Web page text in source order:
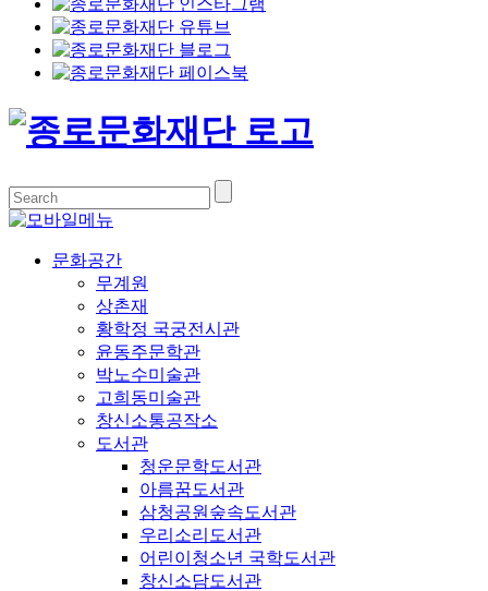
문화공간
무계원
상촌재
황학정 국궁전시관
윤동주문학관
박노수미술관
고희동미술관
창신소통공작소
도서관
청운문학도서관
아름꿈도서관
삼청공원숲속도서관
우리소리도서관
어린이청소년 국학도서관
창신소담도서관